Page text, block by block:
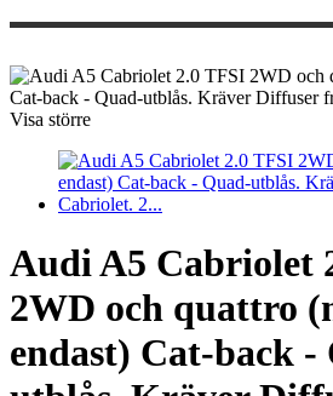
Visa större
Audi A5 Cabriolet
2WD och quattro
endast) Cat-back -